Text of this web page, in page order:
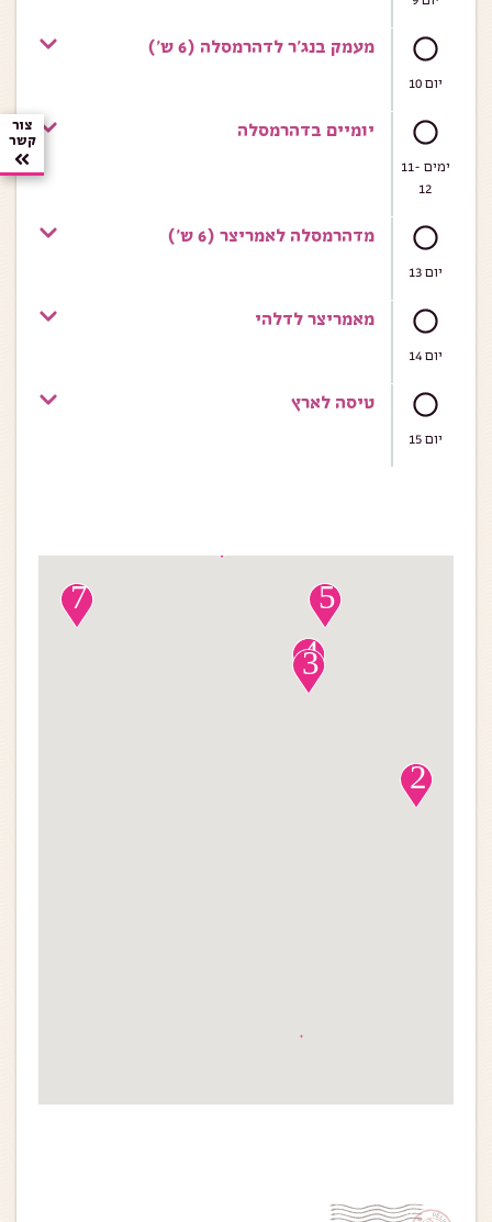
יום 10
מעמק בנג'ר לדהרמסלה (6 ש')
ימים 11-
12
יומיים בדהרמסלה
יום 13
מדהרמסלה לאמריצר (6 ש')
יום 14
מאמריצר לדלהי
יום 15
טיסה לארץ
צור
קשר